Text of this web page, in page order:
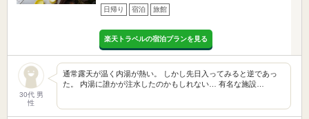
日帰り 宿泊 旅館
楽天トラベルの宿泊プランを見る
30代 男
性
通常露天が温く内湯が熱い。 しかし先日入ってみると逆であっ
た。 内湯に誰かが注水したのかもしれない… 有名な施設…